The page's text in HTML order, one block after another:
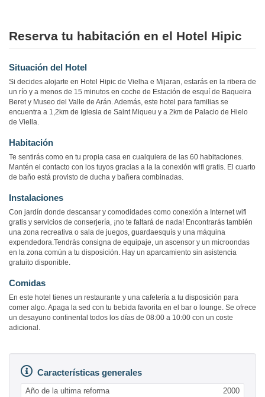
Reserva tu habitación en el Hotel Hipic
Situación del Hotel
Si decides alojarte en Hotel Hipic de Vielha e Mijaran, estarás en la ribera de
un río y a menos de 15 minutos en coche de Estación de esquí de Baqueira
Beret y Museo del Valle de Arán. Además, este hotel para familias se
encuentra a 1,2km de Iglesia de Saint Miqueu y a 2km de Palacio de Hielo
de Viella.
Habitación
Te sentirás como en tu propia casa en cualquiera de las 60 habitaciones.
Mantén el contacto con los tuyos gracias a la la conexión wifi gratis. El cuarto
de baño está provisto de ducha y bañera combinadas.
Instalaciones
Con jardín donde descansar y comodidades como conexión a Internet wifi
gratis y servicios de conserjería, ¡no te faltará de nada! Encontrarás también
una zona recreativa o sala de juegos, guardaesquís y una máquina
expendedora.Tendrás consigna de equipaje, un ascensor y un microondas
en la zona común a tu disposición. Hay un aparcamiento sin asistencia
gratuito disponible.
Comidas
En este hotel tienes un restaurante y una cafetería a tu disposición para
comer algo. Apaga la sed con tu bebida favorita en el bar o lounge. Se ofrece
un desayuno continental todos los días de 08:00 a 10:00 con un coste
adicional.
Características generales
Año de la ultima reforma 2000